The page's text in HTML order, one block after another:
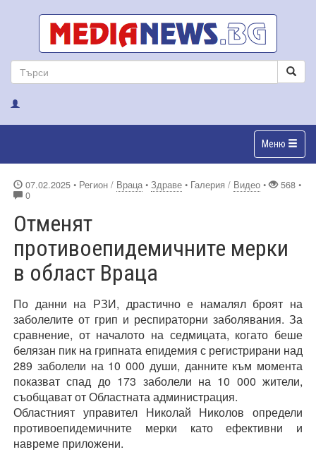
Меню
07.02.2025 • Регион / Враца • Здраве • Галерия / Видео •
568 •
0
Отменят
противоепидемичните мерки
в област Враца
По данни на РЗИ, драстично е намалял броят на
заболелите от грип и респираторни заболявания. За
сравнение, от началото на седмицата, когато беше
белязан пик на грипната епидемия с регистрирани над
289 заболели на 10 000 души, данните към момента
показват спад до 173 заболели на 10 000 жители,
съобщават от Областната администрация.
Областният управител Николай Николов определи
противоепидемичните мерки като ефективни и
навреме приложени.